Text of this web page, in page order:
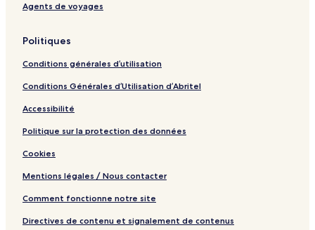
Agents de voyages
Politiques
Conditions générales d’utilisation
Conditions Générales d’Utilisation d’Abritel
Accessibilité
Politique sur la protection des données
Cookies
Mentions légales / Nous contacter
Comment fonctionne notre site
Directives de contenu et signalement de contenus